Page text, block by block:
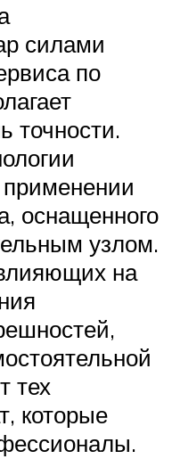
силами
по
точности.
оснащенного
узлом.
на
тех
которые